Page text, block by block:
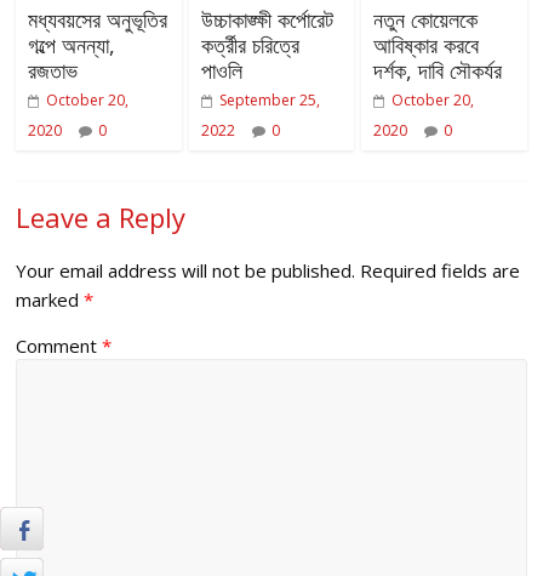
মধ্যবয়সের অনুভূতির
গল্পে অনন্যা,
রজতাভ
October 20,
2020
0
উচ্চাকাঙ্ক্ষী কর্পোরেট
কর্ত্রীর চরিত্রে
পাওলি
September 25,
2022
0
নতুন কোয়েলকে
আবিষ্কার করবে
দর্শক, দাবি সৌকর্যর
October 20,
2020
0
Leave a Reply
Your email address will not be published. Required fields are
marked*
Comment*